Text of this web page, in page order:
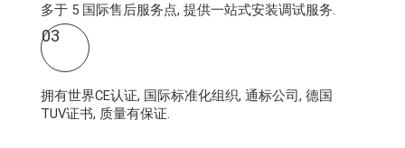
多于 5 国际售后服务点, 提供一站式安装调试服务.
03
拥有世界CE认证, 国际标准化组织, 通标公司, 德国
TUV证书, 质量有保证.